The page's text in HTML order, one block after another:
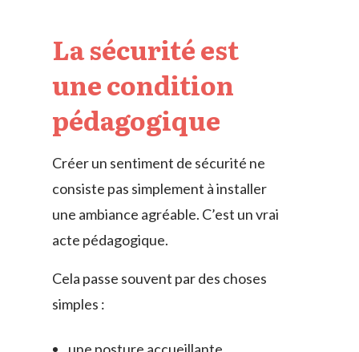
La sécurité est
une condition
pédagogique
Créer un sentiment de sécurité ne
consiste pas simplement à installer
une ambiance agréable. C’est un vrai
acte pédagogique.
Cela passe souvent par des choses
simples :